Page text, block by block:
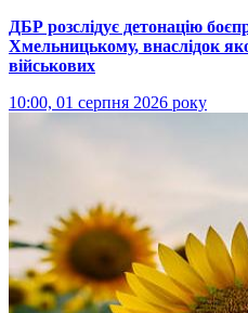
ДБР розслідує детонацію
Хмельницькому, внаслідок
військових
10:00, 01 серпня 2026 року